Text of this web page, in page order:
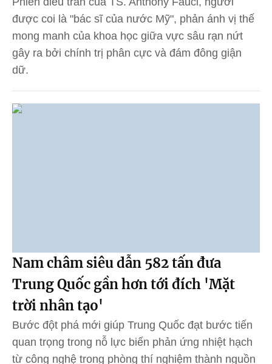
được coi là "bác sĩ của nước Mỹ", phản ánh vị thế
mong manh của khoa học giữa vực sâu rạn nứt
gây ra bởi chính trị phân cực và đám đông giận
dữ.
Nam châm siêu dẫn 582 tấn đưa
Trung Quốc gần hơn tới đích 'Mặt
trời nhân tạo'
Bước đột phá mới giúp Trung Quốc đạt bước tiến
quan trọng trong nỗ lực biến phản ứng nhiệt hạch
từ công nghệ trong phòng thí nghiệm thành nguồn